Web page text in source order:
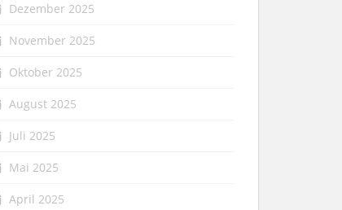
Dezember 2025
November 2025
Oktober 2025
August 2025
Juli 2025
Mai 2025
April 2025